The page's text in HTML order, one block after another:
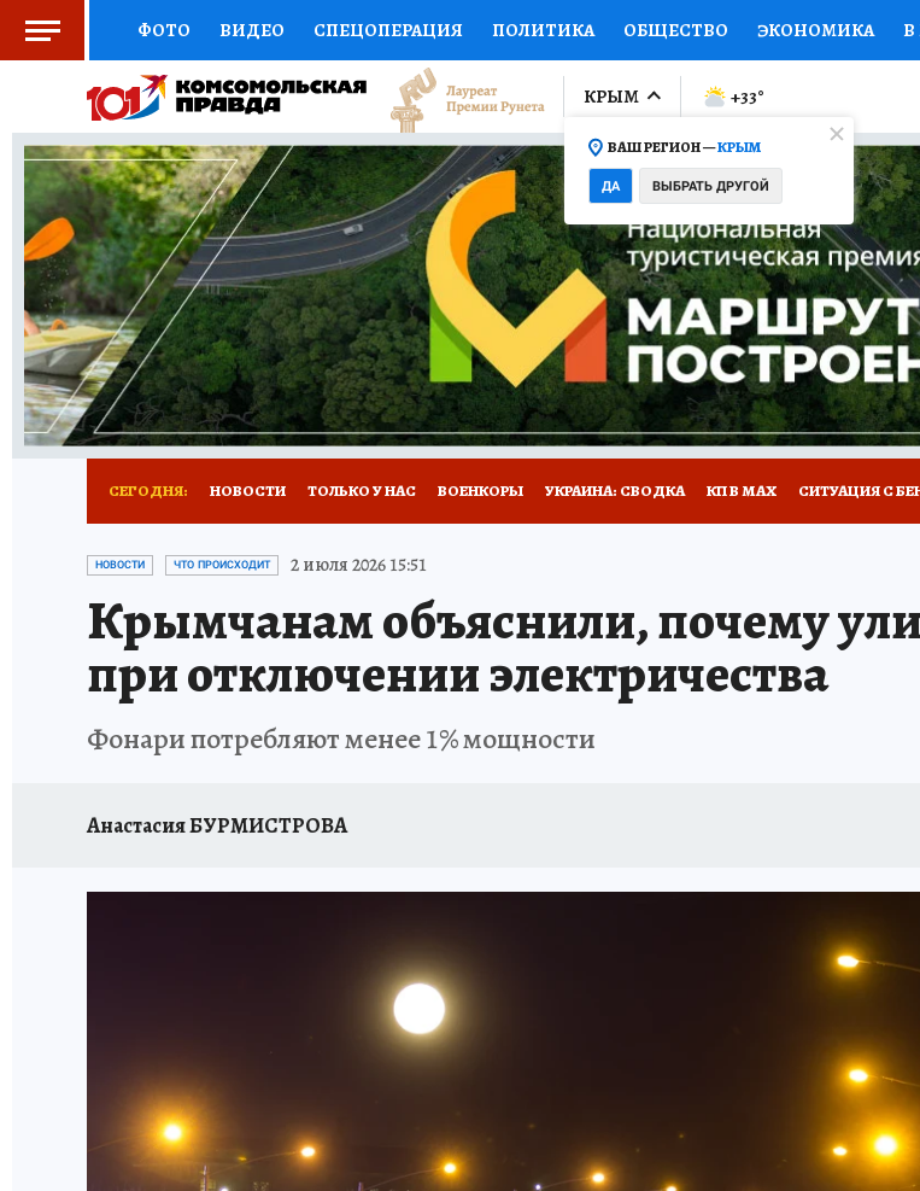
ФОТО ВИДЕО СПЕЦОПЕРАЦИЯ ПОЛИТИКА ОБЩЕСТВО ЭКОНОМИКА В
ЗДОРОВЬЕ СОЦПОДДЕРЖКА НАУКА СПОРТ КОЛУМНИСТЫ
ВЫБОР ЭКСПЕРТОВ ДОКТОР ФИНАНСЫ ОТКРЫВАЕМ МИР СЕМЬЯ
КНИЖНАЯ ПОЛКА ПРОГНОЗЫ НА СПОРТ ПРОМОКОДЫ СЕРИАЛЫ
ПРЕСС-ЦЕНТР НЕДВИЖИМОСТЬ ТЕЛЕВИЗОР КОНКУРСЫ РАБОТА У НАС
КОЛЛЕКЦИИ РЕКЛАМА ТЕСТЫ НОВОЕ НА САЙТЕ
КРЫМ
ВАШ РЕГИОН —КРЫМ
ДА ВЫБРАТЬ ДРУГОЙ
+33°
СЕГОДНЯ: НОВОСТИ ТОЛЬКО У НАС ВОЕНКОРЫ УКРАИНА: СВОДКА КП В МАХ СИТУАЦИЯ С
СИТУАЦИЯ С МАЗУТОМ В КРЫМУ
НОВОСТИ ЧТО ПРОИСХОДИТ 2 июля 2026 15:51
Крымчанам объяснили, почему
при отключении электричества
Фонари потребляют менее 1% мощности
Анастасия БУРМИСТРОВА